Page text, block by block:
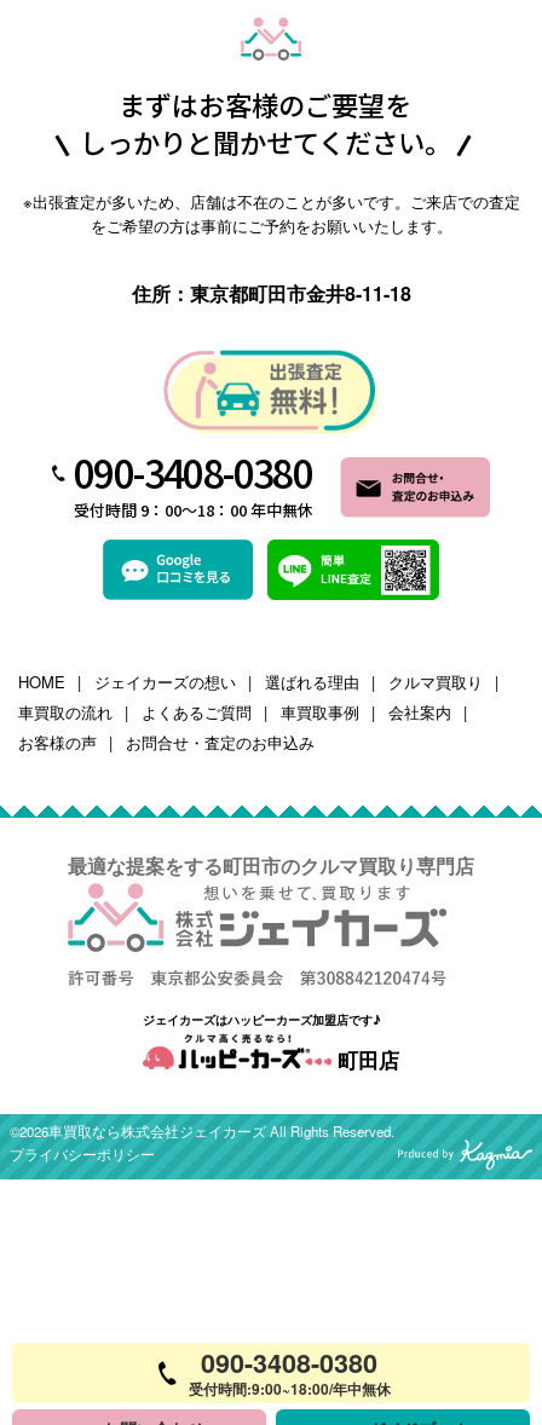
まずはお客様のご要望を
しっかりと聞かせてください。
※出張査定が多いため、店舗は不在のことが多いです。ご来店での査定
をご希望の方は事前にご予約をお願いいたします。
住所：東京都町田市金井8-11-18
090-3408-0380
受付時間 9：00～18：00 年中無休
HOME ジェイカーズの想い 選ばれる理由
クルマ買取り
車買取の流れ
よくあるご質問 車買取事例
会社案内
お客様の声
お問合せ・査定のお申込み
最適な提案をする町田市のクルマ買取り専門店
ジェイカーズはハッピーカーズ加盟店です♪
町田店
©2026車買取なら株式会社ジェイカーズ All Rights Reserved.
プライバシーポリシー
090-3408-0380
受付時間:9:00~18:00/年中無休